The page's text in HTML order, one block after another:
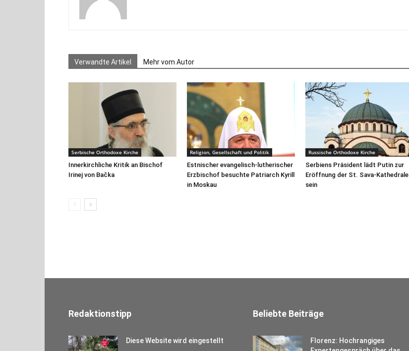
Verwandte Artikel Mehr vom Autor
Serbische Orthodoxe Kirche
Innerkirchliche Kritik an Bischof
Irinej von Bačka
Religion, Gesellschaft und Politik
Estnischer evangelisch-lutherischer
Erzbischof besuchte Patriarch Kyrill
in Moskau
Russische Orthodoxe Kirche
Serbiens Präsident lädt Putin zur
Eröffnung der St. Sava-Kathedrale
sein
Redaktionstipp
Diese Website wird eingestellt
Beliebte Beiträge
Florenz: Hochrangiges